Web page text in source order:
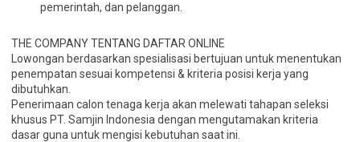
pemerintah, dan pelanggan.
THE COMPANY TENTANG DAFTAR ONLINE
Lowongan berdasarkan spesialisasi bertujuan untuk menentukan
penempatan sesuai kompetensi & kriteria posisi kerja yang
dibutuhkan.
Penerimaan calon tenaga kerja akan melewati tahapan seleksi
khusus PT. Samjin Indonesia dengan mengutamakan kriteria
dasar guna untuk mengisi kebutuhan saat ini.